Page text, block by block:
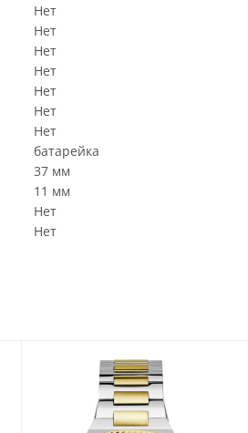
Нет
Нет
Нет
Нет
Нет
Нет
Нет
батарейка
37 мм
11 мм
Нет
Нет